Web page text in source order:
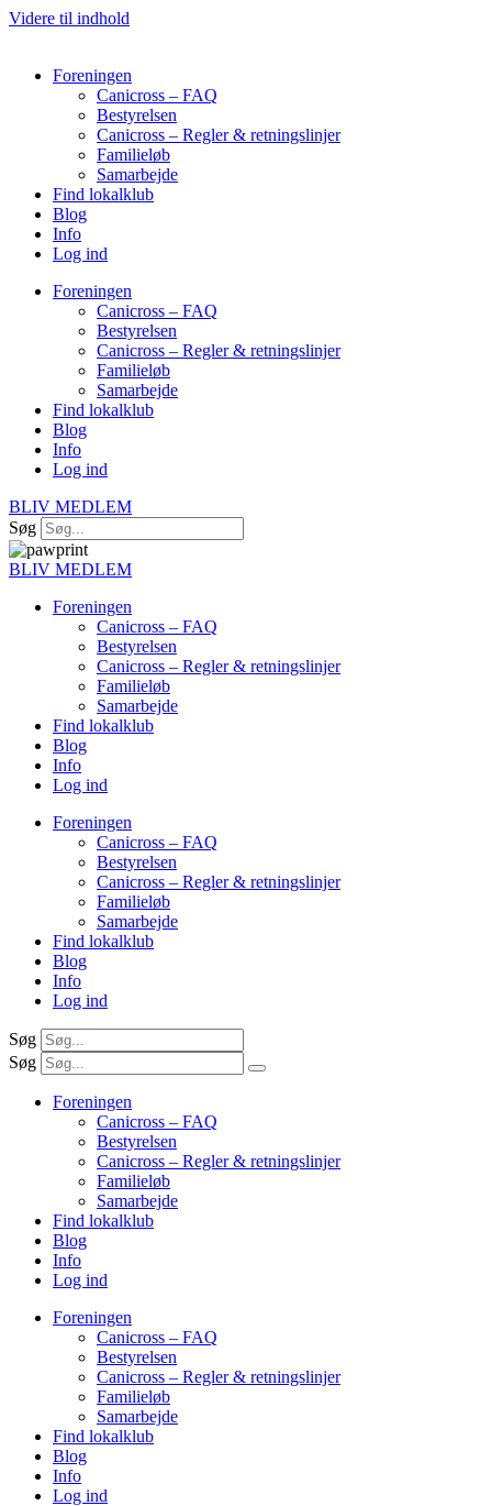
Videre til indhold
Foreningen
Canicross – FAQ
Bestyrelsen
Canicross – Regler & retningslinjer
Familieløb
Samarbejde
Find lokalklub
Blog
Info
Log ind
Foreningen
Canicross – FAQ
Bestyrelsen
Canicross – Regler & retningslinjer
Familieløb
Samarbejde
Find lokalklub
Blog
Info
Log ind
BLIV MEDLEM
Søg
BLIV MEDLEM
Foreningen
Canicross – FAQ
Bestyrelsen
Canicross – Regler & retningslinjer
Familieløb
Samarbejde
Find lokalklub
Blog
Info
Log ind
Foreningen
Canicross – FAQ
Bestyrelsen
Canicross – Regler & retningslinjer
Familieløb
Samarbejde
Find lokalklub
Blog
Info
Log ind
Søg
Søg
Foreningen
Canicross – FAQ
Bestyrelsen
Canicross – Regler & retningslinjer
Familieløb
Samarbejde
Find lokalklub
Blog
Info
Log ind
Foreningen
Canicross – FAQ
Bestyrelsen
Canicross – Regler & retningslinjer
Familieløb
Samarbejde
Find lokalklub
Blog
Info
Log ind